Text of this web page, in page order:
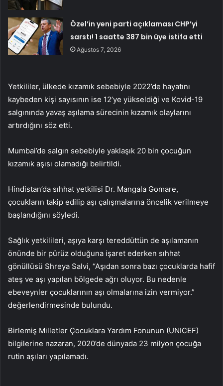
Özel’in yeni parti açıklaması CHP’yi
sarstı! 1 saatte 387 bin üye istifa etti
Ağustos 7, 2026
Yetkililer, ülkede kızamık sebebiyle 2022’de hayatını
kaybeden kişi sayısının ise 12’ye yükseldiği ve Kovid-19
salgınında yavaş aşılama sürecinin kızamık olaylarını
artırdığını söz etti.
Mumbai’de salgın sebebiyle yaklaşık 20 bin çocuğun
kızamık aşısı olamadığı belirtildi.
Hindistan’da sıhhat yetkilisi Dr. Mangala Gomare,
çocukların takip edilip aşı çalışmalarına öncelik verilmeye
başlandığını söyledi.
Sağlık yetkilileri, aşıya karşı tereddüttün de aşılamanın
önünde bir pürüz olduğuna işaret ederken sıhhat
gönüllüsü Shreya Salvi, “Aşıdan sonra bazı çocuklarda hafif
ateş ve aşı yapılan bölgede ağrı oluyor. Bu nedenle
ebeveynler çocuklarının aşı olmalarına izin vermiyor.”
değerlendirmesinde bulundu.
Birlemiş Milletler Çocuklara Yardım Fonunun (UNICEF)
bilgilerine nazaran, 2020’de dünyada 23 milyon çocuğa
rutin aşıları yapılamadı.